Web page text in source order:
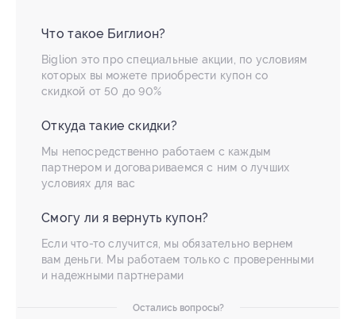
Что такое Биглион?
Biglion это про специальные акции, по условиям
которых вы можете приобрести купон со
скидкой от 50 до 90%
Откуда такие скидки?
Мы непосредственно работаем с каждым
партнером и договариваемся с ним о лучших
условиях для вас
Смогу ли я вернуть купон?
Если что-то случится, мы обязательно вернем
вам деньги. Мы работаем только с проверенными
и надежными партнерами
Остались вопросы?